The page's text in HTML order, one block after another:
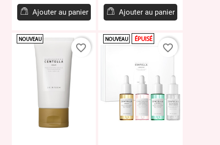
Ajouter au panier Ajouter au panier
NOUVEAU
favorite_border
NOUVEAU ÉPUISÉ
favorite_border